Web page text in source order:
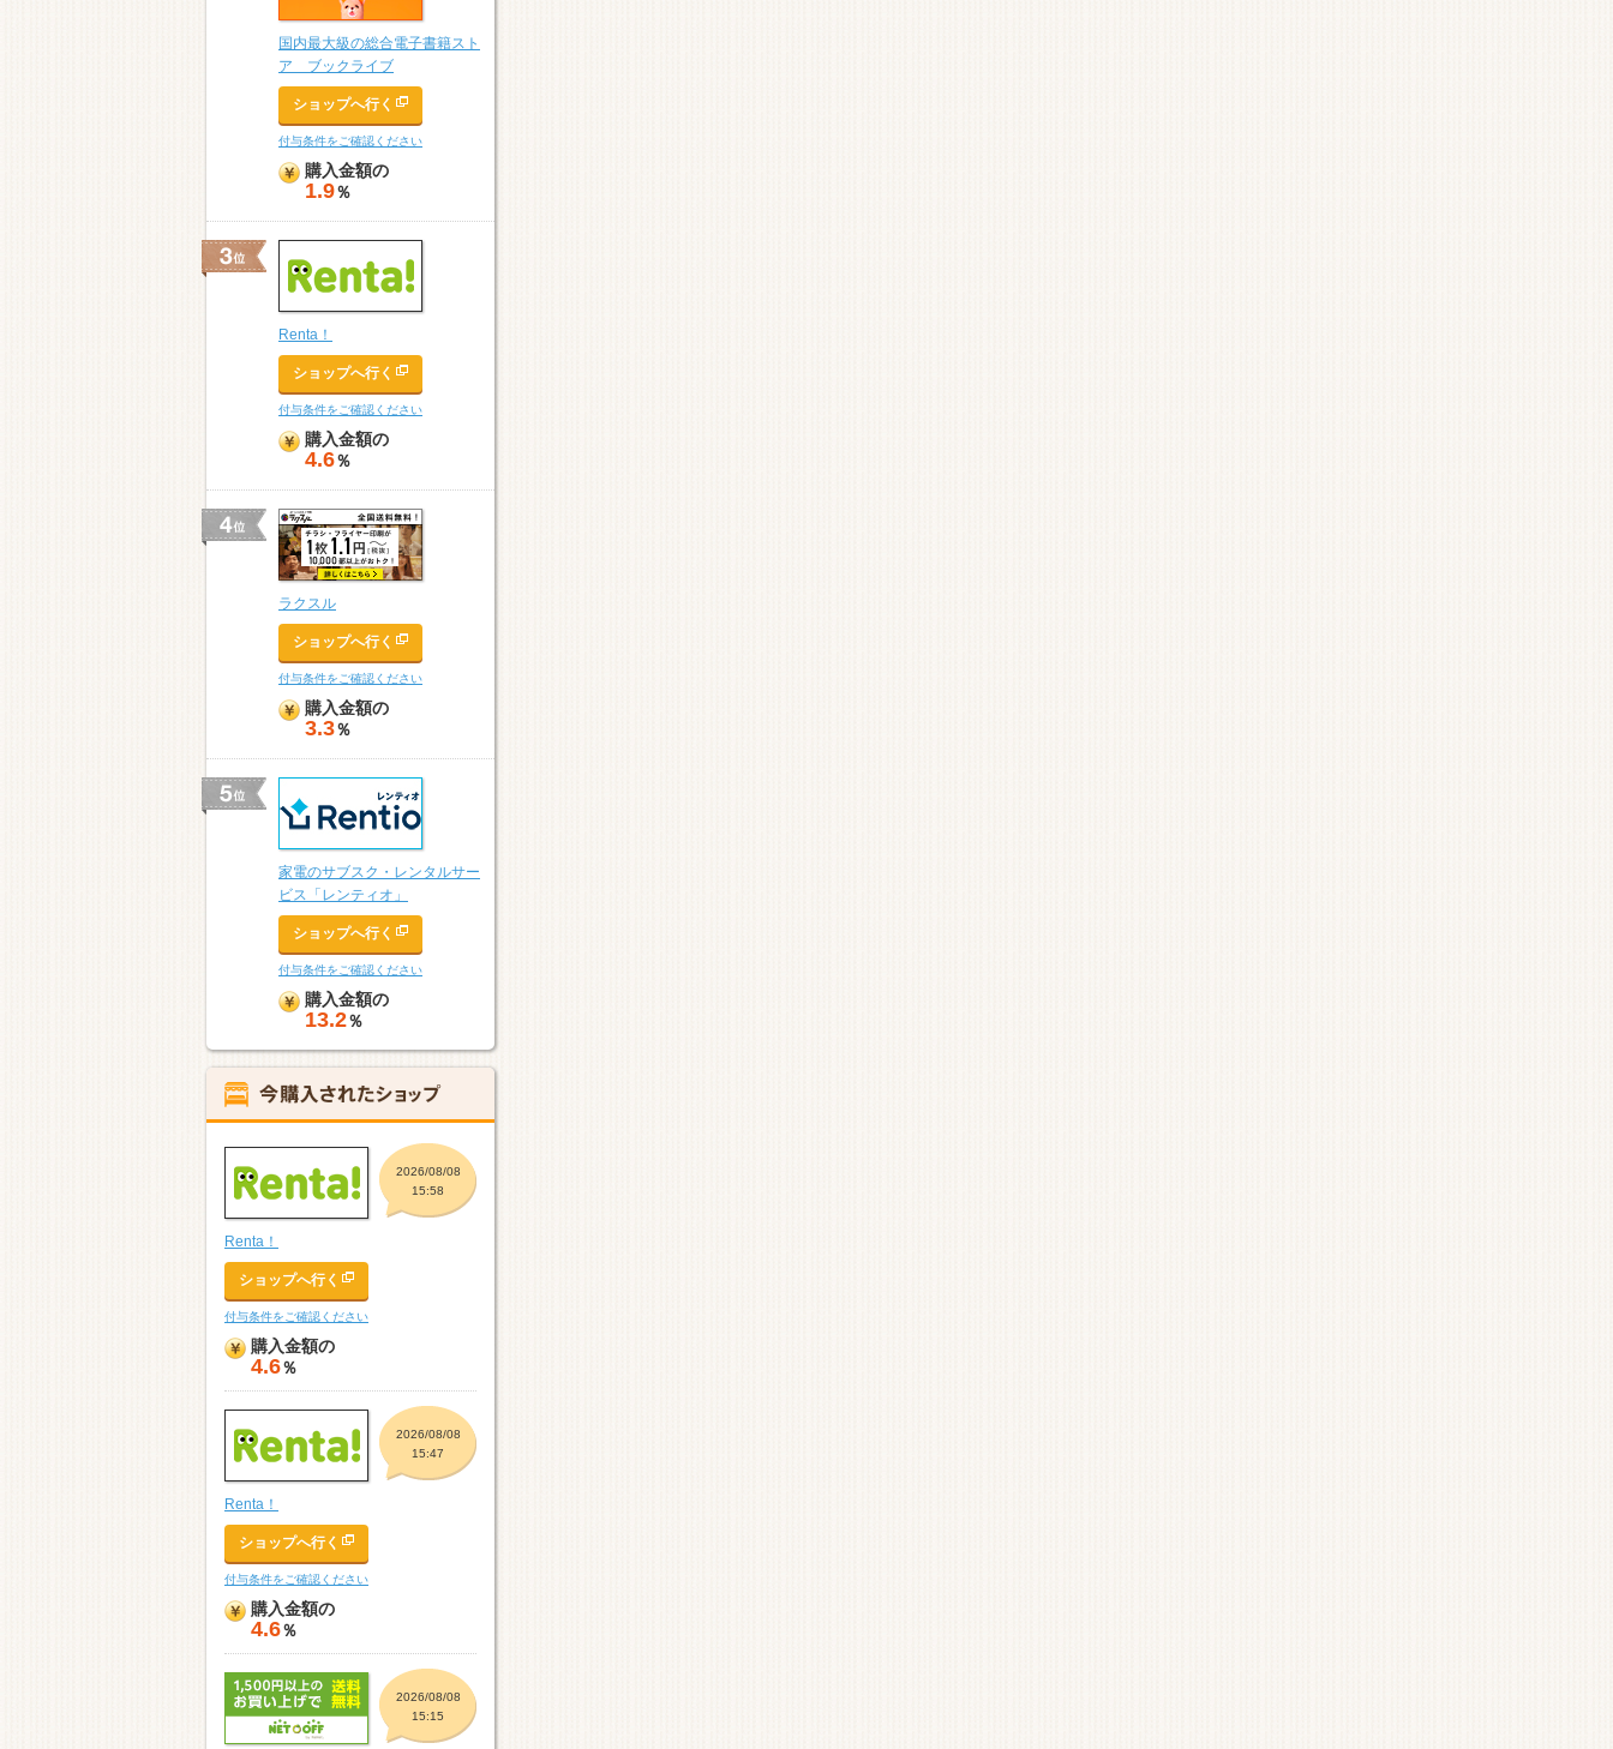
国内最大級の総合電子書籍スト
ア ブックライブ
ショップへ行く
付与条件をご確認ください
購入金額の
1.9％
Renta！
ショップへ行く
付与条件をご確認ください
購入金額の
4.6％
ラクスル
ショップへ行く
付与条件をご確認ください
購入金額の
3.3％
家電のサブスク・レンタルサー
ビス「レンティオ」
ショップへ行く
付与条件をご確認ください
購入金額の
13.2％
2026/08/08
15:58
Renta！
ショップへ行く
付与条件をご確認ください
購入金額の
4.6％
2026/08/08
15:47
Renta！
ショップへ行く
付与条件をご確認ください
購入金額の
4.6％
2026/08/08
15:15